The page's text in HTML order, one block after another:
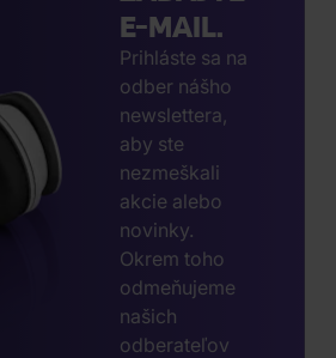
E-MAIL.
Prihláste sa na
odber nášho
newslettera,
aby ste
nezmeškali
akcie alebo
novinky.
Okrem toho
odmeňujeme
našich
odberateľov